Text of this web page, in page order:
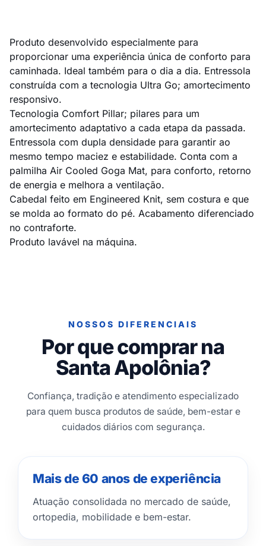
Produto desenvolvido especialmente para
proporcionar uma experiência única de conforto para
caminhada. Ideal também para o dia a dia. Entressola
construída com a tecnologia Ultra Go; amortecimento
responsivo.
Tecnologia Comfort Pillar; pilares para um
amortecimento adaptativo a cada etapa da passada.
Entressola com dupla densidade para garantir ao
mesmo tempo maciez e estabilidade. Conta com a
palmilha Air Cooled Goga Mat, para conforto, retorno
de energia e melhora a ventilação.
Cabedal feito em Engineered Knit, sem costura e que
se molda ao formato do pé. Acabamento diferenciado
no contraforte.
Produto lavável na máquina.
NOSSOS DIFERENCIAIS
Por que comprar na
Santa Apolônia?
Confiança, tradição e atendimento especializado
para quem busca produtos de saúde, bem-estar e
cuidados diários com segurança.
Mais de 60 anos de experiência
Atuação consolidada no mercado de saúde,
ortopedia, mobilidade e bem-estar.